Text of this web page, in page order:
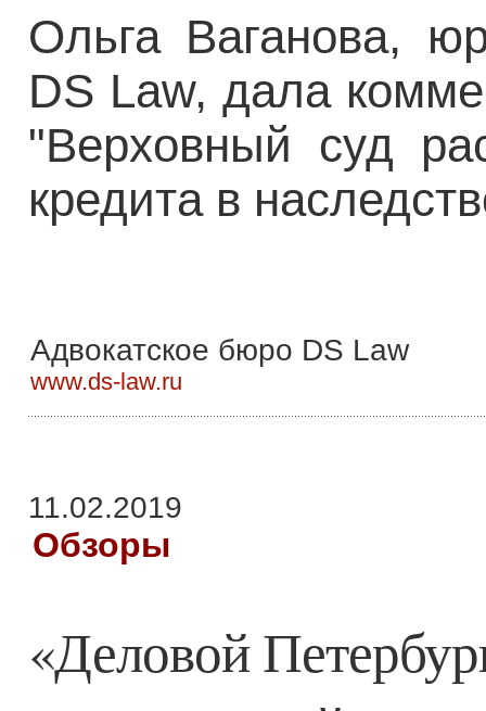
Ольга Ваганова,
DS Law, дала
"Верховный суд
кредита в
Адвокатское бюро DS Law
www.ds-law.ru
11.02.2019
Обзоры
«Деловой